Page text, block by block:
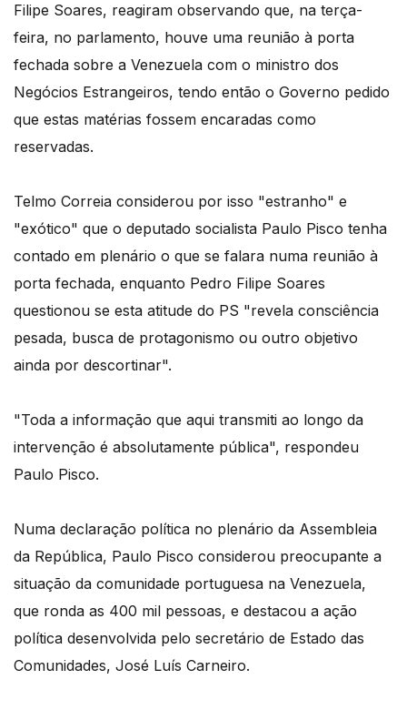
Filipe Soares, reagiram observando que, na terça-
feira, no parlamento, houve uma reunião à porta
fechada sobre a Venezuela com o ministro dos
Negócios Estrangeiros, tendo então o Governo pedido
que estas matérias fossem encaradas como
reservadas.
Telmo Correia considerou por isso "estranho" e
"exótico" que o deputado socialista Paulo Pisco tenha
contado em plenário o que se falara numa reunião à
porta fechada, enquanto Pedro Filipe Soares
questionou se esta atitude do PS "revela consciência
pesada, busca de protagonismo ou outro objetivo
ainda por descortinar".
"Toda a informação que aqui transmiti ao longo da
intervenção é absolutamente pública", respondeu
Paulo Pisco.
Numa declaração política no plenário da Assembleia
da República, Paulo Pisco considerou preocupante a
situação da comunidade portuguesa na Venezuela,
que ronda as 400 mil pessoas, e destacou a ação
política desenvolvida pelo secretário de Estado das
Comunidades, José Luís Carneiro.